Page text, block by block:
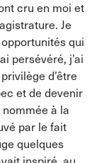
cru en moi et
Je
qui
persévéré, j’ai
d’être
et de devenir
à la
par le fait
quelques